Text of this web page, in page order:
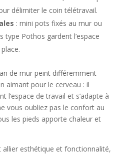
délimiter le coin télétravail.
: mini pots fixés au mur ou
type Pothos gardent l’espace
de mur peint différemment
aimant pour le cerveau : il
l’espace de travail et s’adapte à
vous oubliez pas le confort au
les pieds apporte chaleur et
allier esthétique et fonctionnalité,